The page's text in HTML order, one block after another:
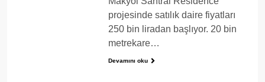
projesinde satılık daire fiyatları
250 bin liradan başlıyor. 20 bin
metrekare…
Devamını oku